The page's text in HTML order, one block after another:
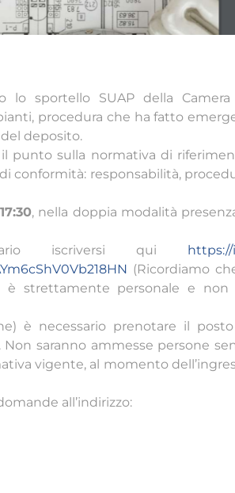
lo sportello SUAP della
procedura che ha fatto
deposito.
punto sulla normativa di
conformità: responsabilità,
, nella doppia modalità
iscriversi qui https://
(Ricordiamo
è strettamente personale e non
è necessario prenotare il
saranno ammesse persone
vigente, al momento
all’indirizzo: